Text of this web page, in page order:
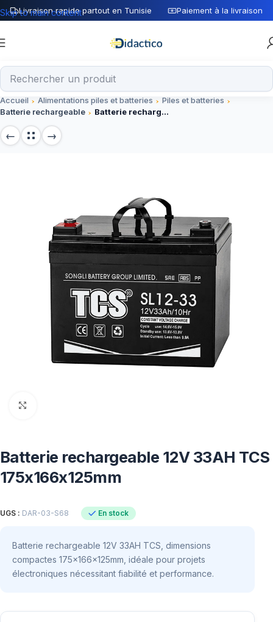
Livraison rapide partout en Tunisie Paiement à la livraison
Skip to main content
Accueil Alimentations piles et batteries
Piles et batteries
Batterie rechargeable
Batterie rechargeable 12V 33AH TCS 175x166x125mm
Batterie rechargeable 12V 33AH TCS
175x166x125mm
UGS : DAR-03-S68 En stock
Batterie rechargeable 12V 33AH TCS, dimensions
compactes 175x166x125mm, idéale pour projets
électroniques nécessitant fiabilité et performance.